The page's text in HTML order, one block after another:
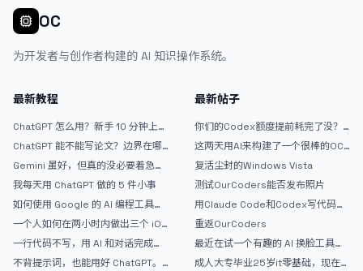
OC
为开发者与创作者构建的 AI 知识操作系统。
最新教程
ChatGPT 怎么用？新手 10 分钟上手
ChatGPT 能不能写论文？边界在哪
Gemini 虽好，但真的没必要着急放
弃 ChatGPT
我每天用 ChatGPT 做的 5 件小事
如何使用 Google 的 AI 编程工具
AntiGravity：独立开发者的新时代
武器
一个人如何在两小时内做出三个 iOS
APP？｜AntiGravity + Gemini 3 实
战完整记录
一行代码不写，用 AI 和对话完成一
个完整网站：《图书天堂》实战记录
不背提示词，也能用好 ChatGPT。
最新帖子
你们的Codex额度提前耗完了没？
戒断反应如何？
这两天用AI来构建了一个很棒的OC
论坛精华区
复活尘封的Windows Vista
测试OurCoders能否发布照片
用Claude Code和Codex写代码真
的爽，但是App怎么挣钱还是很难啊
重返OurCoders
最近在试一个有趣的 AI 换脸工具，
效果挺不错
成人大专毕业25岁it零基础，现在想